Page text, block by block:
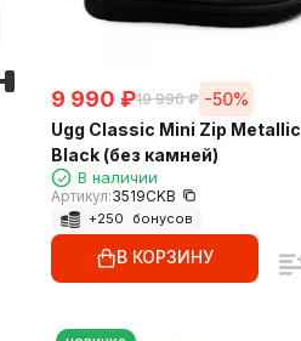
9 990 ₽19 990 ₽ -50%
Ugg Classic Mini Zip Metallic
Black (без камней)
В наличии
Артикул:3519CKB
+250 бонусов
В КОРЗИНУ